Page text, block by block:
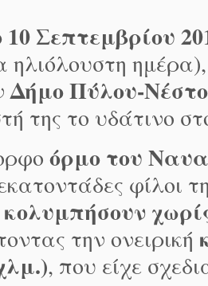
Σεπτεμβρίου
ηλιόλουστη
Δήμο Πύλου-
της το υδάτινο
όρμο του
φίλοι
κολυμπήσουν
την ονειρική
, που είχε